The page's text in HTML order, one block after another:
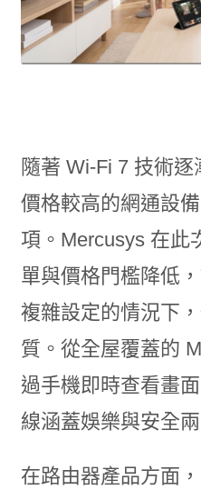
隨著 Wi-Fi 7 技術
價格較高的網通設
項。Mercusys 在此
單與價格門檻降低
複雜設定的情況下
質。從全屋覆蓋的
過手機即時查看畫
線涵蓋娛樂與安全
在路由器產品方面